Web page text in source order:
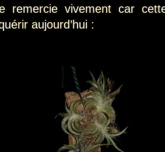
remercie vivement car
aujourd’hui :